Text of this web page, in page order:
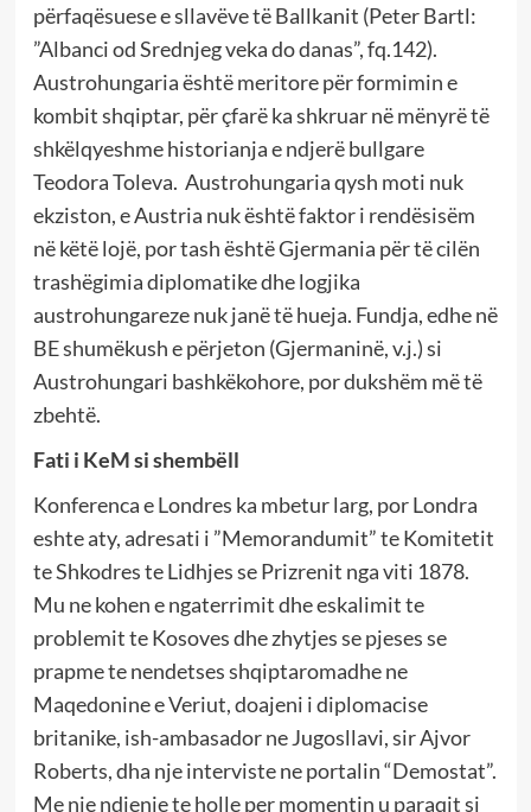
përfaqësuese e sllavëve të Ballkanit (Peter Bartl:
”Albanci od Srednjeg veka do danas”, fq.142).
Austrohungaria është meritore për formimin e
kombit shqiptar, për çfarë ka shkruar në mënyrë të
shkëlqyeshme historianja e ndjerë bullgare
Teodora Toleva. Austrohungaria qysh moti nuk
ekziston, e Austria nuk është faktor i rendësisëm
në këtë lojë, por tash është Gjermania për të cilën
trashëgimia diplomatike dhe logjika
austrohungareze nuk janë të hueja. Fundja, edhe në
BE shumëkush e përjeton (Gjermaninë, v.j.) si
Austrohungari bashkëkohore, por dukshëm më të
zbehtë.
Fati i KeM si shembëll
Konferenca e Londres ka mbetur larg, por Londra
eshte aty, adresati i ”Memorandumit” te Komitetit
te Shkodres te Lidhjes se Prizrenit nga viti 1878.
Mu ne kohen e ngaterrimit dhe eskalimit te
problemit te Kosoves dhe zhytjes se pjeses se
prapme te nendetses shqiptaromadhe ne
Maqedonine e Veriut, doajeni i diplomacise
britanike, ish-ambasador ne Jugosllavi, sir Ajvor
Roberts, dha nje interviste ne portalin “Demostat”.
Me nje ndjenje te holle per momentin u paraqit si